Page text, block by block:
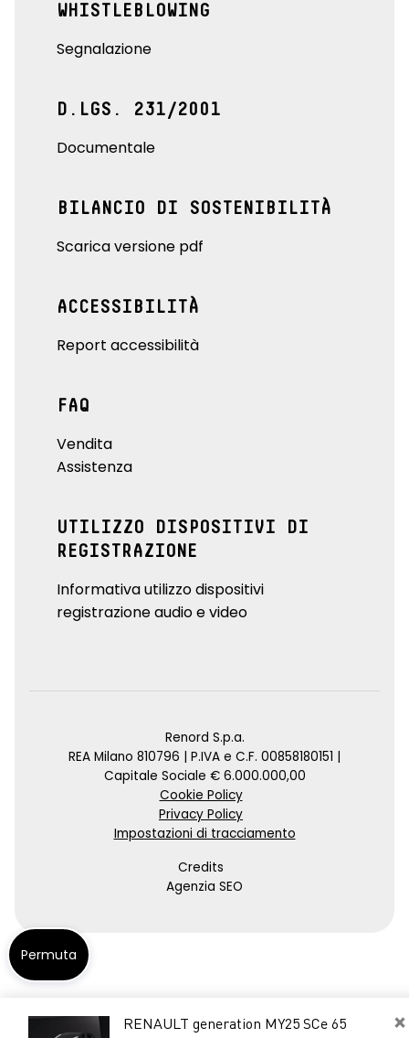
×
RENAULT generation MY25 SCe 65
WHISTLEBLOWING
Segnalazione
D.LGS. 231/2001
Documentale
BILANCIO DI SOSTENIBILITÀ
Scarica versione pdf
ACCESSIBILITÀ
Report accessibilità
FAQ
Vendita
Assistenza
UTILIZZO DISPOSITIVI DI
REGISTRAZIONE
Informativa utilizzo dispositivi
registrazione audio e video
Renord S.p.a.
REA Milano 810796 | P.IVA e C.F. 00858180151 |
Capitale Sociale € 6.000.000,00
Cookie Policy
Privacy Policy
Impostazioni di tracciamento
Credits
Agenzia SEO
Permuta